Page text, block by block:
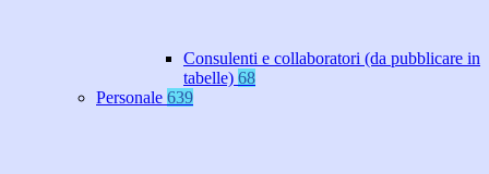
Consulenti e collaboratori (da pubblicare in
tabelle) 68
Personale 639